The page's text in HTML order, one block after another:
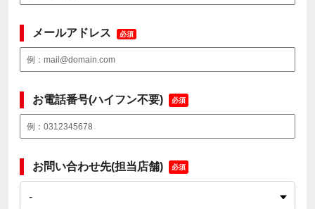
メールアドレス 必須
お電話番号(ハイフン不要) 必須
お問い合わせ先(担当店舗) 必須